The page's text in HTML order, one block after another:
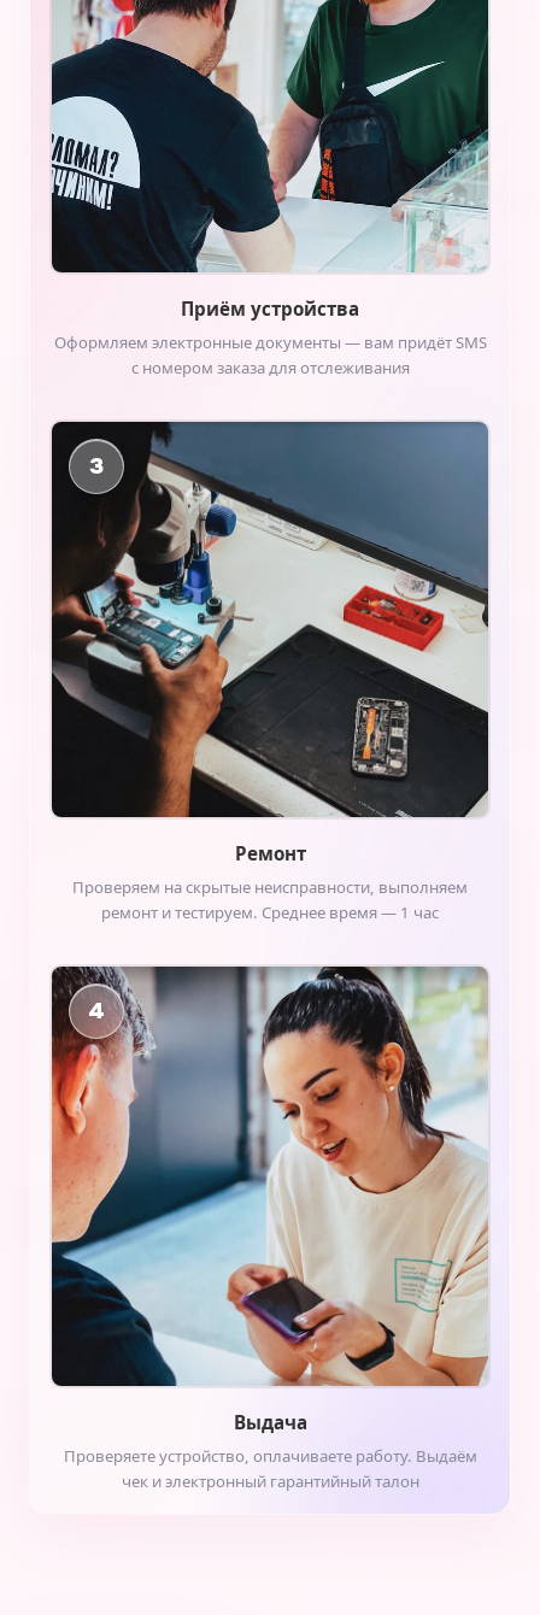
Приём устройства
Оформляем электронные документы — вам придёт SMS
с номером заказа для отслеживания
3
Ремонт
Проверяем на скрытые неисправности, выполняем
ремонт и тестируем. Среднее время — 1 час
4
Выдача
Проверяете устройство, оплачиваете работу. Выдаём
чек и электронный гарантийный талон